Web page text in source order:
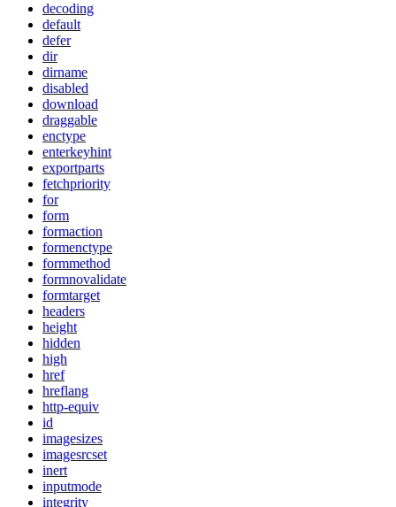
decoding
default
defer
dir
dirname
disabled
download
draggable
enctype
enterkeyhint
exportparts
fetchpriority
for
form
formaction
formenctype
formmethod
formnovalidate
formtarget
headers
height
hidden
high
href
hreflang
http-equiv
id
imagesizes
imagesrcset
inert
inputmode
integrity